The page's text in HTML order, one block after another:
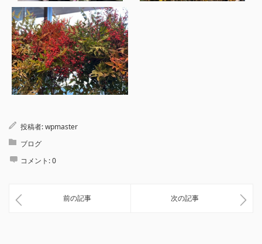
投稿者:wpmaster
ブログ
コメント:0
前の記事 次の記事